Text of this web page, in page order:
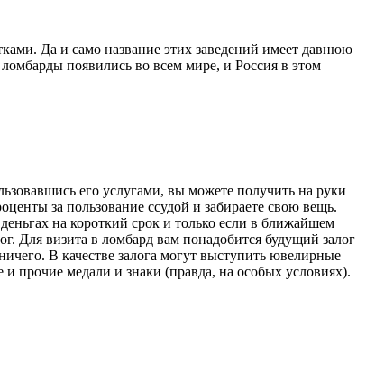
Да и само название этих заведений имеет давнюю
появились во всем мире, и Россия в этом
его услугами, вы можете получить на руки
за пользование ссудой и забираете свою вещь.
на короткий срок и только если в ближайшем
Для визита в ломбард вам понадобится будущий залог
В качестве залога могут выступить ювелирные
прочие медали и знаки (правда, на особых условиях).